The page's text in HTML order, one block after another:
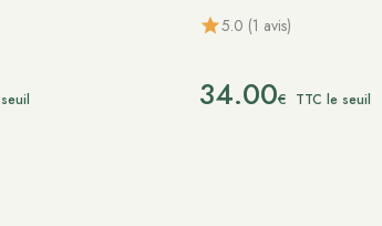
5.0 (1 avis)
34.00€ TTC le seuil